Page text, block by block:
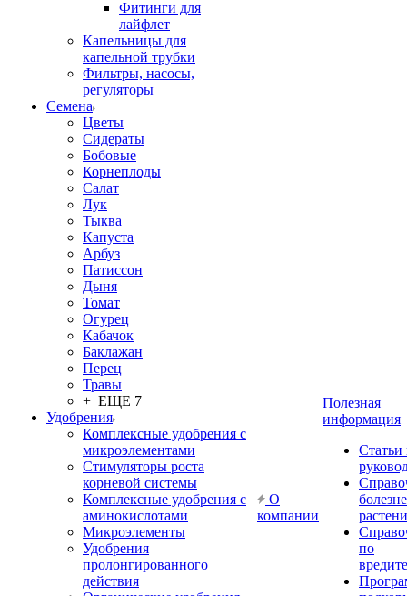
Фитинги для
лайфлет
Капельницы для
капельной трубки
Фильтры, насосы,
регуляторы
Семена
Цветы
Сидераты
Бобовые
Корнеплоды
Салат
Лук
Тыква
Капуста
Арбуз
Патиссон
Дыня
Томат
Огурец
Кабачок
Баклажан
Перец
Травы
+ ЕЩЕ 7
Удобрения
Комплексные удобрения с
микроэлементами
Стимуляторы роста
корневой системы
Комплексные удобрения с
аминокислотами
Микроэлементы
Удобрения
пролонгированного
действия
О
компании
Полезная
информация
Статьи
по